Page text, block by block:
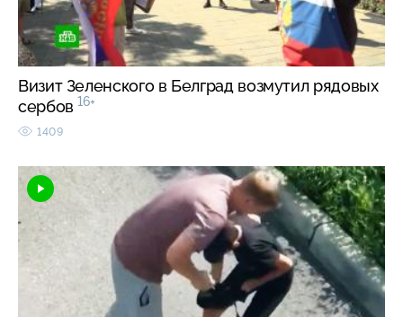
Визит Зеленского в Белград возмутил рядовых
сербов 16+
1409